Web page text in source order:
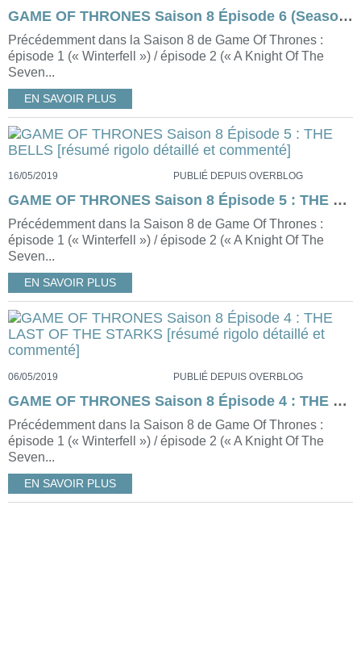
GAME OF THRONES Saison 8 Épisode 6 (Season & Show Finale) : THE IRON THRONE [résumé rigolo détaillé et commenté]
Précédemment dans la Saison 8 de Game Of Thrones :
épisode 1 (« Winterfell ») / épisode 2 (« A Knight Of The
Seven...
EN SAVOIR PLUS
16/05/2019 PUBLIÉ DEPUIS OVERBLOG
GAME OF THRONES Saison 8 Épisode 5 : THE BELLS [résumé rigolo détaillé et commenté]
Précédemment dans la Saison 8 de Game Of Thrones :
épisode 1 (« Winterfell ») / épisode 2 (« A Knight Of The
Seven...
EN SAVOIR PLUS
06/05/2019 PUBLIÉ DEPUIS OVERBLOG
GAME OF THRONES Saison 8 Épisode 4 : THE LAST OF THE STARKS [résumé rigolo détaillé et commenté]
Précédemment dans la Saison 8 de Game Of Thrones :
épisode 1 (« Winterfell ») / épisode 2 (« A Knight Of The
Seven...
EN SAVOIR PLUS